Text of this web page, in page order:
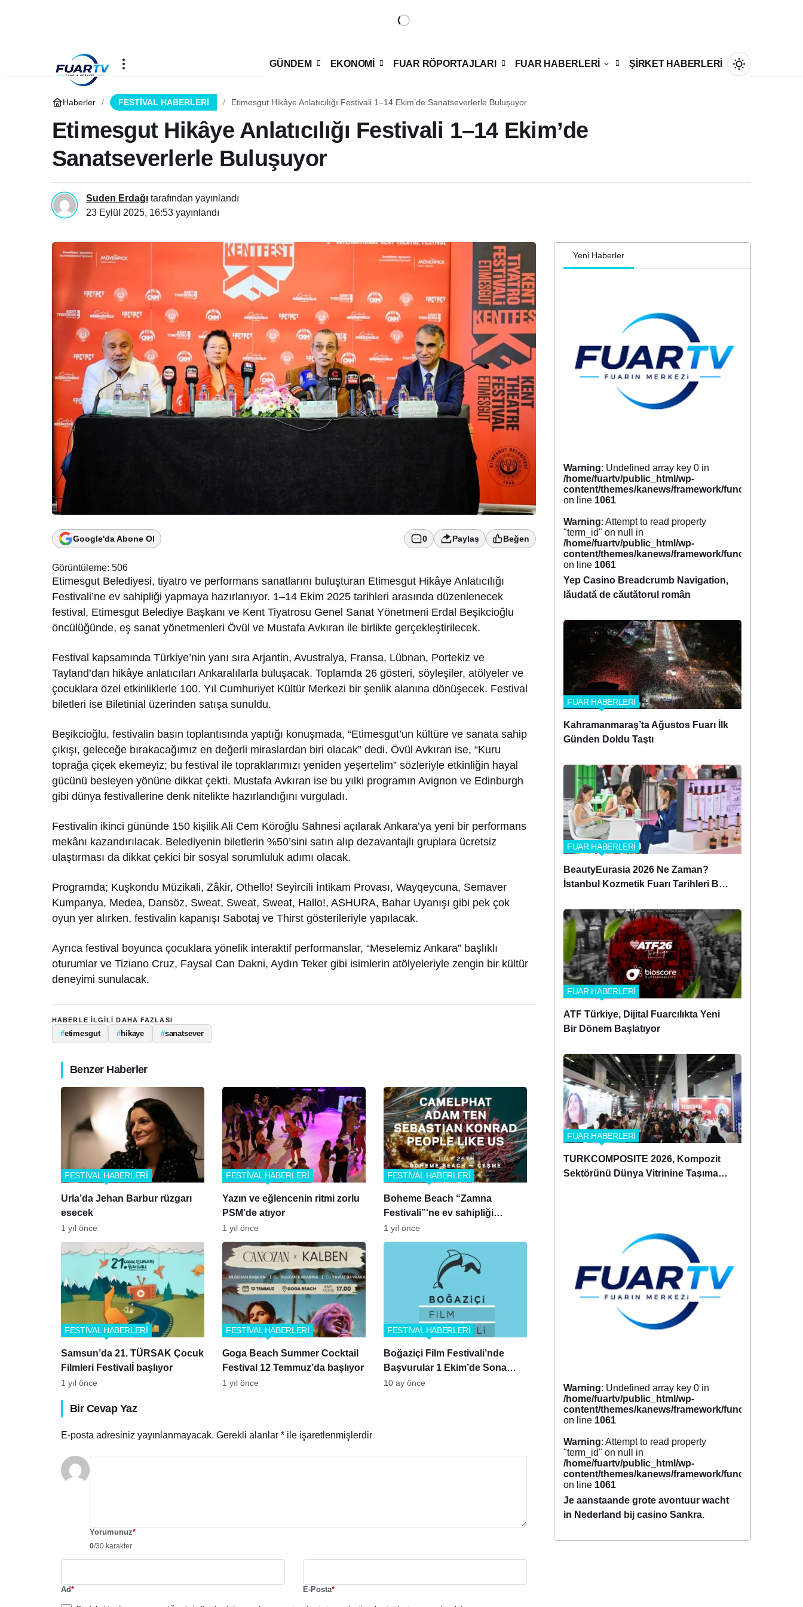
GÜNDEM EKONOMİ FUAR RÖPORTAJLARI FUAR HABERLERİ ŞİRKET HABERLERİ
Sistem Modu
Sistem modunu seçin.
Haberler FESTİVAL HABERLERİ Etimesgut Hikâye Anlatıcılığı Festivali 1–14 Ekim’de Sanatseverlerle Buluşuyor
Etimesgut Hikâye Anlatıcılığı Festivali 1–14 Ekim’de
Sanatseverlerle Buluşuyor
Suden Erdağı tarafından yayınlandı
23 Eylül 2025, 16:53 yayınlandı
Google'da Abone Ol 0 Paylaş Beğen
Görüntüleme: 506
Etimesgut Belediyesi, tiyatro ve performans sanatlarını buluşturan Etimesgut Hikâye Anlatıcılığı
Festivali’ne ev sahipliği yapmaya hazırlanıyor. 1–14 Ekim 2025 tarihleri arasında düzenlenecek
festival, Etimesgut Belediye Başkanı ve Kent Tiyatrosu Genel Sanat Yönetmeni Erdal Beşikcioğlu
öncülüğünde, eş sanat yönetmenleri Övül ve Mustafa Avkıran ile birlikte gerçekleştirilecek.
Festival kapsamında Türkiye’nin yanı sıra Arjantin, Avustralya, Fransa, Lübnan, Portekiz ve
Tayland’dan hikâye anlatıcıları Ankaralılarla buluşacak. Toplamda 26 gösteri, söyleşiler, atölyeler ve
çocuklara özel etkinliklerle 100. Yıl Cumhuriyet Kültür Merkezi bir şenlik alanına dönüşecek. Festival
biletleri ise Biletinial üzerinden satışa sunuldu.
Beşikcioğlu, festivalin basın toplantısında yaptığı konuşmada, “Etimesgut’un kültüre ve sanata sahip
çıkışı, geleceğe bırakacağımız en değerli miraslardan biri olacak” dedi. Övül Avkıran ise, “Kuru
toprağa çiçek ekemeyiz; bu festival ile topraklarımızı yeniden yeşertelim” sözleriyle etkinliğin hayal
gücünü besleyen yönüne dikkat çekti. Mustafa Avkıran ise bu yılki programın Avignon ve Edinburgh
gibi dünya festivallerine denk nitelikte hazırlandığını vurguladı.
Festivalin ikinci gününde 150 kişilik Ali Cem Köroğlu Sahnesi açılarak Ankara’ya yeni bir performans
mekânı kazandırılacak. Belediyenin biletlerin %50’sini satın alıp dezavantajlı gruplara ücretsiz
ulaştırması da dikkat çekici bir sosyal sorumluluk adımı olacak.
Programda; Kuşkondu Müzikali, Zâkir, Othello! Seyircili İntikam Provası, Wayqeycuna, Semaver
Kumpanya, Medea, Dansöz, Sweat, Sweat, Sweat, Hallo!, ASHURA, Bahar Uyanışı gibi pek çok
oyun yer alırken, festivalin kapanışı Sabotaj ve Thirst gösterileriyle yapılacak.
Ayrıca festival boyunca çocuklara yönelik interaktif performanslar, “Meselemiz Ankara” başlıklı
oturumlar ve Tiziano Cruz, Faysal Can Dakni, Aydın Teker gibi isimlerin atölyeleriyle zengin bir kültür
deneyimi sunulacak.
HABERLE ILGILI DAHA FAZLASI
#etimesgut #hikaye #sanatsever
Benzer Haberler
Urla’da Jehan Barbur rüzgarı
esecek
FESTİVAL HABERLERİ
1 yıl önce
Yazın ve eğlencenin ritmi zorlu
PSM’de atıyor
FESTİVAL HABERLERİ
1 yıl önce
Boheme Beach “Zamna
Festivali”‘ne ev sahipliği
yapıyor
FESTİVAL HABERLERİ
1 yıl önce
Samsun’da 21. TÜRSAK Çocuk
Filmleri Festivalİ başlıyor
FESTİVAL HABERLERİ
1 yıl önce
Goga Beach Summer Cocktail
Festival 12 Temmuz’da başlıyor
FESTİVAL HABERLERİ
1 yıl önce
Boğaziçi Film Festivali’nde
Başvurular 1 Ekim’de Sona
Eriyor
FESTİVAL HABERLERİ
10 ay önce
Bir Cevap Yaz
E-posta adresiniz yayınlanmayacak. Gerekli alanlar * ile işaretlenmişlerdir
Yorumunuz*
0/30 karakter
Ad* E-Posta*
Yeni Haberler
Warning: Undefined array key 0 in
/home/fuartv/public_html/wp-
content/themes/kanews/framework/functions/
on line 1061
Warning: Attempt to read property
"term_id" on null in
/home/fuartv/public_html/wp-
content/themes/kanews/framework/functions/
on line 1061
Yep Casino Breadcrumb Navigation,
lăudată de căutătorul român
FUAR HABERLERİ
Kahramanmaraş’ta Ağustos Fuarı İlk
Günden Doldu Taştı
FUAR HABERLERİ
BeautyEurasia 2026 Ne Zaman?
İstanbul Kozmetik Fuarı Tarihleri Belli
FUAR HABERLERİ
ATF Türkiye, Dijital Fuarcılıkta Yeni
Bir Dönem Başlatıyor
FUAR HABERLERİ
TURKCOMPOSITE 2026, Kompozit
Sektörünü Dünya Vitrinine Taşımaya
Warning: Undefined array key 0 in
/home/fuartv/public_html/wp-
content/themes/kanews/framework/functions/
on line 1061
Warning: Attempt to read property
"term_id" on null in
/home/fuartv/public_html/wp-
content/themes/kanews/framework/functions/
on line 1061
Je aanstaande grote avontuur wacht
in Nederland bij casino Sankra.